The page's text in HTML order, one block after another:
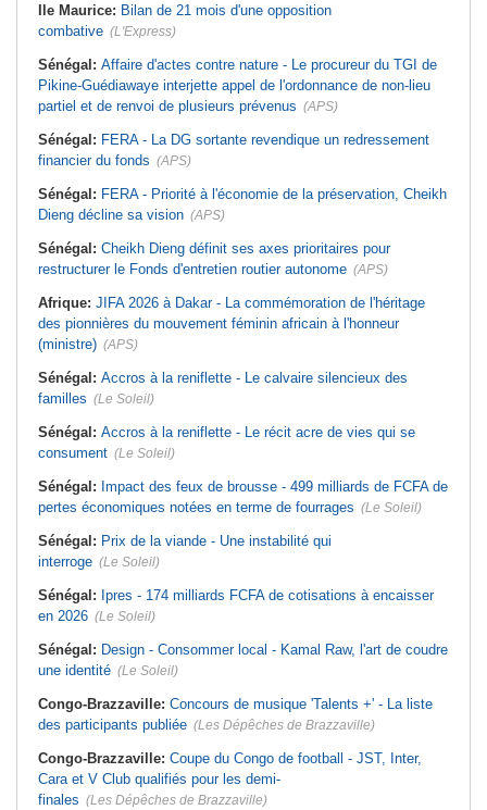
Ile Maurice: Bilan de 21 mois d'une opposition
combative (L'Express)
Sénégal: Affaire d'actes contre nature - Le procureur du TGI de
Pikine-Guédiawaye interjette appel de l'ordonnance de non-lieu
partiel et de renvoi de plusieurs prévenus (APS)
Sénégal: FERA - La DG sortante revendique un redressement
financier du fonds (APS)
Sénégal: FERA - Priorité à l'économie de la préservation, Cheikh
Dieng décline sa vision (APS)
Sénégal: Cheikh Dieng définit ses axes prioritaires pour
restructurer le Fonds d'entretien routier autonome (APS)
Afrique: JIFA 2026 à Dakar - La commémoration de l'héritage
des pionnières du mouvement féminin africain à l'honneur
(ministre) (APS)
Sénégal: Accros à la reniflette - Le calvaire silencieux des
familles (Le Soleil)
Sénégal: Accros à la reniflette - Le récit acre de vies qui se
consument (Le Soleil)
Sénégal: Impact des feux de brousse - 499 milliards de FCFA de
pertes économiques notées en terme de fourrages (Le Soleil)
Sénégal: Prix de la viande - Une instabilité qui
interroge (Le Soleil)
Sénégal: Ipres - 174 milliards FCFA de cotisations à encaisser
en 2026 (Le Soleil)
Sénégal: Design - Consommer local - Kamal Raw, l'art de coudre
une identité (Le Soleil)
Congo-Brazzaville: Concours de musique 'Talents +' - La liste
des participants publiée (Les Dépêches de Brazzaville)
Congo-Brazzaville: Coupe du Congo de football - JST, Inter,
Cara et V Club qualifiés pour les demi-
finales (Les Dépêches de Brazzaville)